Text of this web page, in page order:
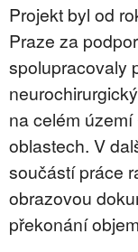
Projekt byl od
Praze za
spolupracovaly
na celém
oblastech. V
součástí práce
obrazovou
překonání